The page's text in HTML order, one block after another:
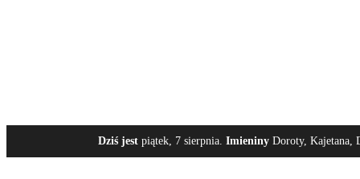
Dziś jest piątek, 7 sierpnia. Imieniny Doroty, Kajetana,